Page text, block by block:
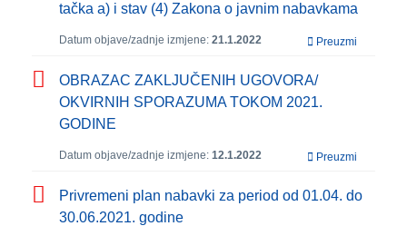
tačka a) i stav (4) Zakona o javnim nabavkama
Datum objave/zadnje izmjene: 21.1.2022 Preuzmi
OBRAZAC ZAKLJUČENIH UGOVORA/
OKVIRNIH SPORAZUMA TOKOM 2021.
GODINE
Datum objave/zadnje izmjene: 12.1.2022 Preuzmi
Privremeni plan nabavki za period od 01.04. do
30.06.2021. godine